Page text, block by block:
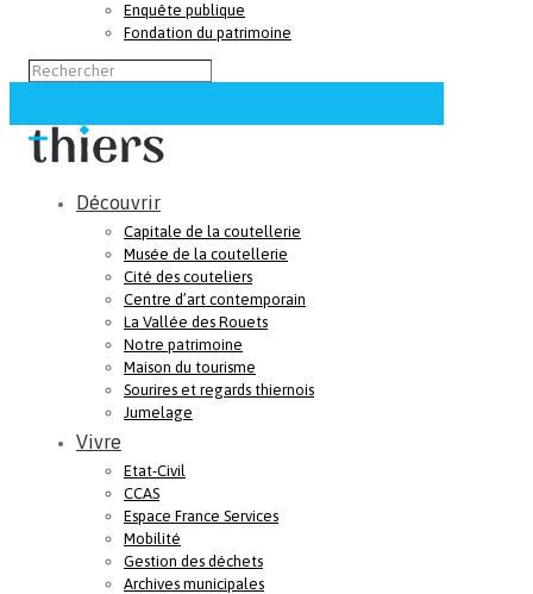
Enquête publique
Fondation du patrimoine
Découvrir
Capitale de la coutellerie
Musée de la coutellerie
Cité des couteliers
Centre d’art contemporain
La Vallée des Rouets
Notre patrimoine
Maison du tourisme
Sourires et regards thiernois
Jumelage
Vivre
Etat-Civil
CCAS
Espace France Services
Mobilité
Gestion des déchets
Archives municipales